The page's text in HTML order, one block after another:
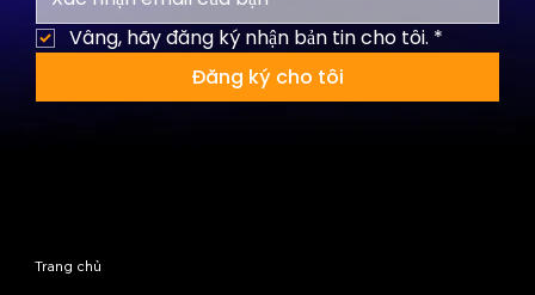
Vâng, hãy đăng ký nhận bản tin cho tôi. *
Đăng ký cho tôi
Trang chủ